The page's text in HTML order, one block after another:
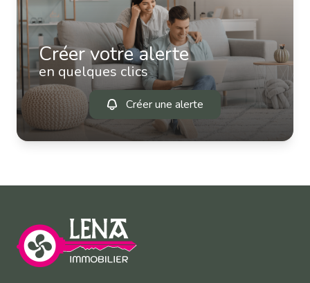
Créer votre alerte
en quelques clics
Créer une alerte